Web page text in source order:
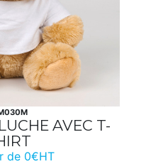
AVEC T-
de 0€HT